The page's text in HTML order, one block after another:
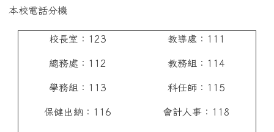
本校電話分機
校長室：123
總務處：112
學務組：113
保健出納：116
教導處：111
教務組：114
科任師：115
會計人事：118